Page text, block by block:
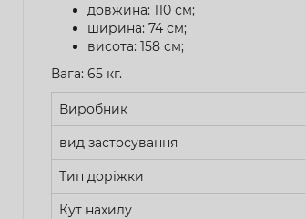
довжина: 110 см;
ширина: 74 см;
висота: 158 см;
Вага: 65 кг.
Виробник
вид застосування
Тип доріжки
Кут нахилу